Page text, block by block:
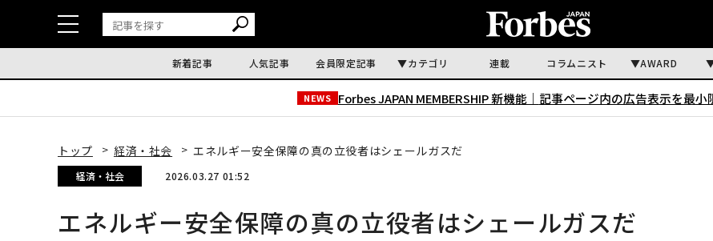
新着記事 人気記事 会員限定記事 カテゴリ 連載 コラムニスト AWARD
NEWS Forbes JAPAN MEMBERSHIP 新機能｜ 記事ページ内の広告表示を最小
トップ 経済・社会 エネルギー安全保障の真の立役者はシェールガスだ
経済・社会 2026.03.27 01:52
エネルギー安全保障の真の立役者はシェールガスだ